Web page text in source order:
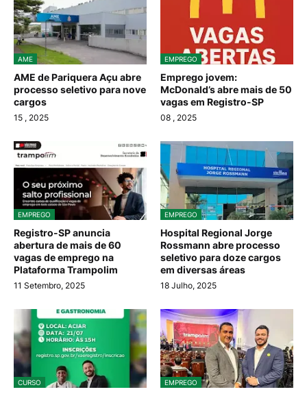
AME
AME de Pariquera Açu abre
processo seletivo para nove
cargos
15 , 2025
EMPREGO
Emprego jovem:
McDonald’s abre mais de 50
vagas em Registro-SP
08 , 2025
EMPREGO
Registro-SP anuncia
abertura de mais de 60
vagas de emprego na
Plataforma Trampolim
11 Setembro, 2025
EMPREGO
Hospital Regional Jorge
Rossmann abre processo
seletivo para doze cargos
em diversas áreas
18 Julho, 2025
CURSO EMPREGO